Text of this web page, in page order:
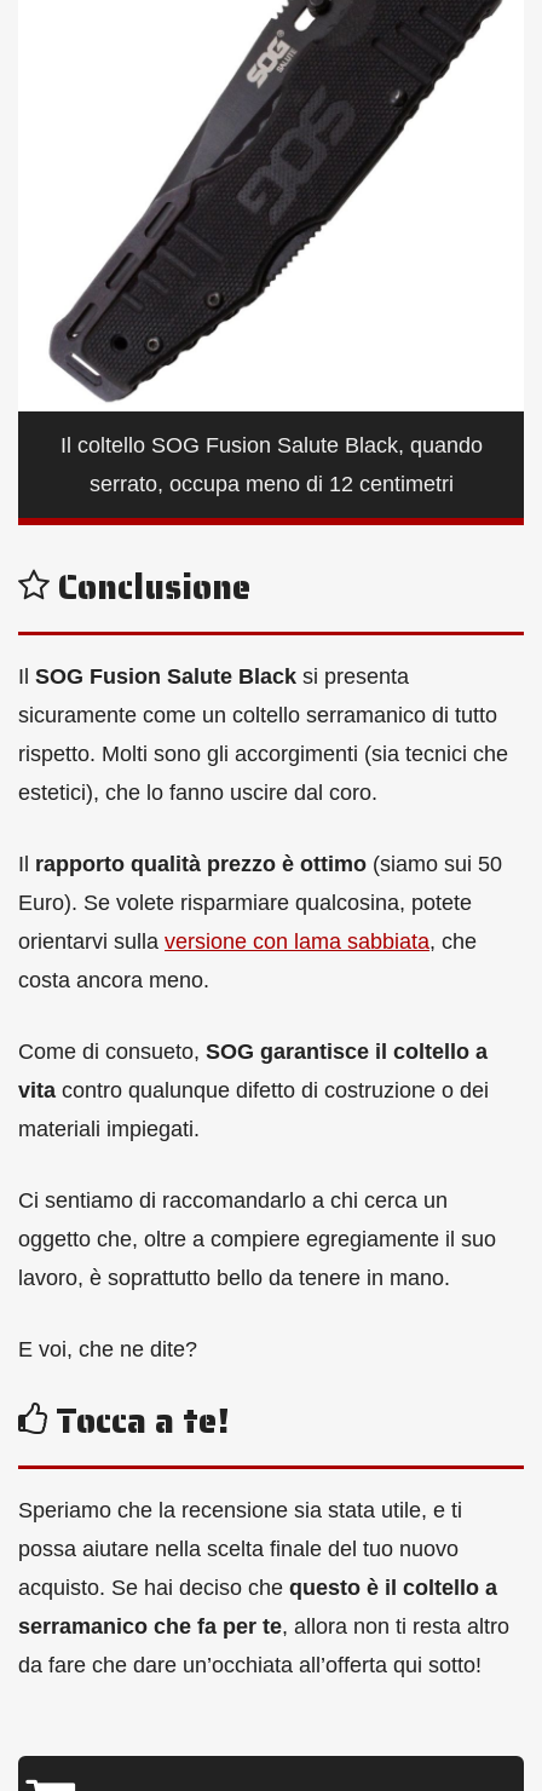
Il coltello SOG Fusion Salute Black, quando
serrato, occupa meno di 12 centimetri
Conclusione
Il SOG Fusion Salute Black si presenta
sicuramente come un coltello serramanico di tutto
rispetto. Molti sono gli accorgimenti (sia tecnici che
estetici), che lo fanno uscire dal coro.
Il rapporto qualità prezzo è ottimo (siamo sui 50
Euro). Se volete risparmiare qualcosina, potete
orientarvi sulla versione con lama sabbiata, che
costa ancora meno.
Come di consueto, SOG garantisce il coltello a
vita contro qualunque difetto di costruzione o dei
materiali impiegati.
Ci sentiamo di raccomandarlo a chi cerca un
oggetto che, oltre a compiere egregiamente il suo
lavoro, è soprattutto bello da tenere in mano.
E voi, che ne dite?
Tocca a te!
Speriamo che la recensione sia stata utile, e ti
possa aiutare nella scelta finale del tuo nuovo
acquisto. Se hai deciso che questo è il coltello a
serramanico che fa per te, allora non ti resta altro
da fare che dare un’occhiata all’offerta qui sotto!